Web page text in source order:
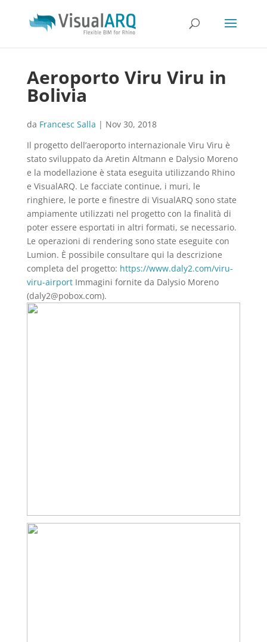
Aeroporto Viru Viru in
Bolivia
da Francesc Salla | Nov 30, 2018
Il progetto dell’aeroporto internazionale Viru Viru è
stato sviluppato da Aretin Altmann e Dalysio Moreno
e la modellazione è stata eseguita utilizzando Rhino
e VisualARQ. Le facciate continue, i muri, le
ringhiere, le porte e finestre di VisualARQ sono state
ampiamente utilizzati nel progetto con la finalità di
poter essere esportati in altri formati, se necessario.
Le operazioni di rendering sono state eseguite con
Lumion. È possibile consultare qui la descrizione
completa del progetto: https://www.daly2.com/viru-
viru-airportImmagini fornite da Dalysio Moreno
(daly2@pobox.com).